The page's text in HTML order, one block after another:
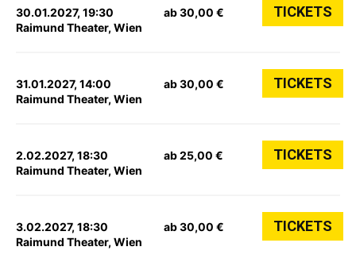
30.01.2027, 19:30
Raimund Theater, Wien
ab 30,00 € TICKETS
31.01.2027, 14:00
Raimund Theater, Wien
ab 30,00 € TICKETS
2.02.2027, 18:30
Raimund Theater, Wien
ab 25,00 € TICKETS
3.02.2027, 18:30
Raimund Theater, Wien
ab 30,00 € TICKETS